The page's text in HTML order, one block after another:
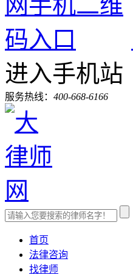
进入手机站
服务热线： 400-668-6166
首页
法律咨询
找律师